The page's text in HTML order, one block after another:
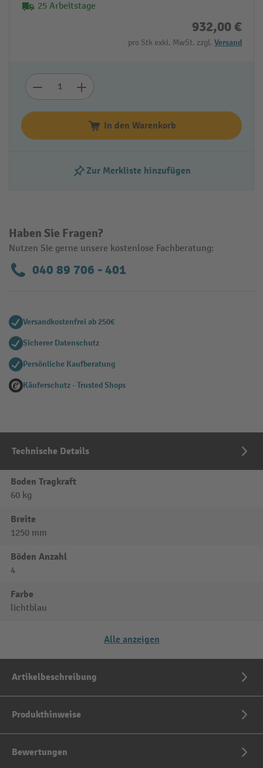
25 Arbeitstage
932,00 €
pro Stk exkl. MwSt. zzgl. Versand
In den Warenkorb
Zur Merkliste hinzufügen
Haben Sie Fragen?
Nutzen Sie gerne unsere kostenlose Fachberatung:
040 89 706 - 401
Versandkostenfrei ab 250€
Sicherer Datenschutz
Persönliche Kaufberatung
Käuferschutz - Trusted Shops
Technische Details
Boden Tragkraft
60 kg
Breite
1250 mm
Böden Anzahl
4
Farbe
lichtblau
Alle anzeigen
Artikelbeschreibung
Produkthinweise
Bewertungen